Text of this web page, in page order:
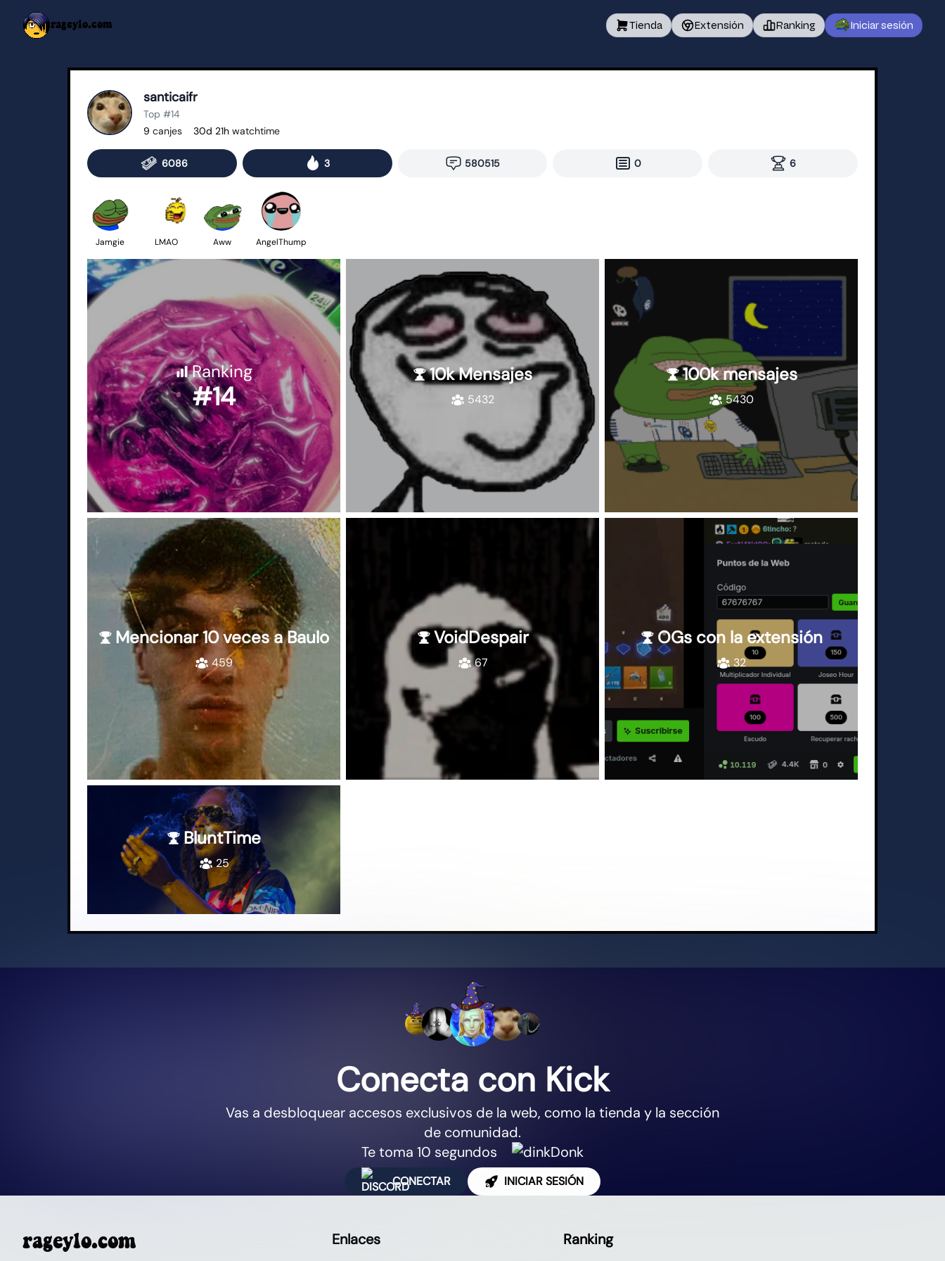
rageylo.com Tienda Extensión Ranking Iniciar sesión
santicaifr
Top #14
9 canjes 30d 21h watchtime
6086 3 580515 0 6
Jamgie LMAO Aww AngelThump
Ranking
#14
10k Mensajes
5432
100k mensajes
5430
Mencionar 10 veces a Baulo
459
VoidDespair
67
OGs con la extensión
32
BluntTime
25
Conecta con Kick
Vas a desbloquear accesos exclusivos de la web, como la tienda y la sección
de comunidad.
Te toma 10 segundos
CONECTAR INICIAR SESIÓN
rageylo.com Enlaces Ranking